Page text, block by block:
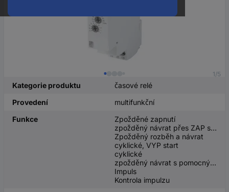
1/5
Kategorie produktu
časové relé
Provedení
multifunkční
Funkce
Zpožděné zapnutí
zpožděný návrat přes ZAP signál startovacího kontaktu
Zpožděný rozběh a návrat
cyklické, VYP start
cyklické
zpožděný návrat s pomocným napětím
Impuls
Kontrola impulzu